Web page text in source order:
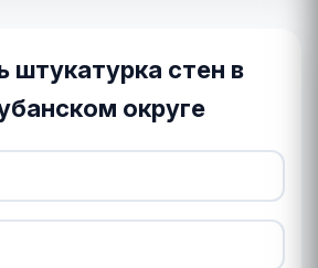
штукатурка стен в
округе